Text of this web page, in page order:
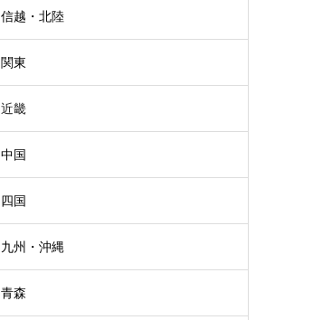
信越・北陸
関東
近畿
中国
四国
九州・沖縄
青森